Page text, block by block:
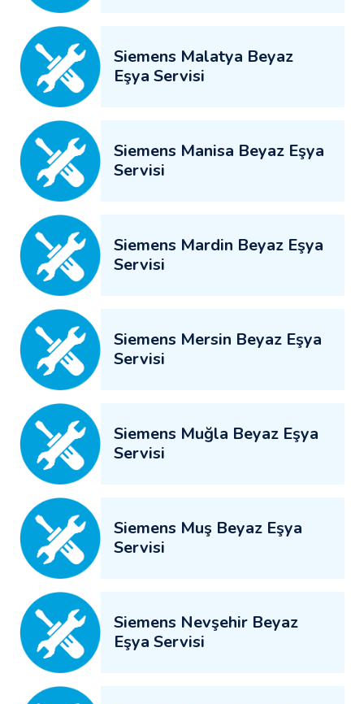
Siemens Malatya Beyaz
Eşya Servisi
Siemens Manisa Beyaz Eşya
Servisi
Siemens Mardin Beyaz Eşya
Servisi
Siemens Mersin Beyaz Eşya
Servisi
Siemens Muğla Beyaz Eşya
Servisi
Siemens Muş Beyaz Eşya
Servisi
Siemens Nevşehir Beyaz
Eşya Servisi